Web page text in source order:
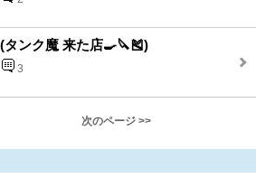
タンク魔 来た店🍳🔪🎽)
3
次のページ >>